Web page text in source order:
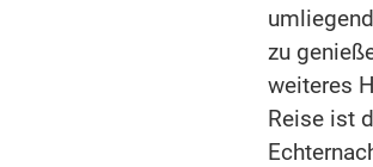
zu
weiteres
Reise ist